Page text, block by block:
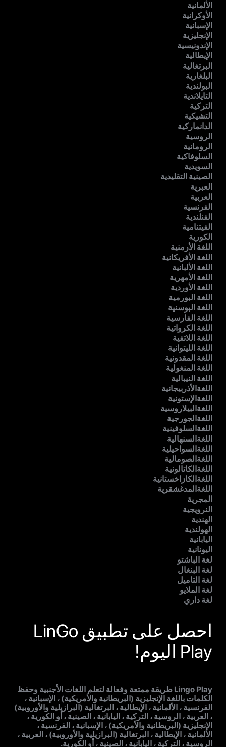
الألمانية
الأوكرانية
الإسبانية
الإنجليزية
الإندونيسية
الإيطالية
البرتغالية
البلغارية
البولندية
التايلاندية
التركية
التشيكية
الدانماركية
الروسية
الرومانية
السلوفاكية
السويدية
الصينية التقليدية
العبرية
العربية
الفرنسية
الفنلندية
الفيتنامية
الكورية
اللغة الأرمنية
اللغة الأفريكانية
اللغة الألبانية
اللغة الأمهرية
اللغة الأوردية
اللغة البورمية
اللغة البوسنية
اللغة الفارسية
اللغة الكرواتية
اللغة اللاتفية
اللغة الليتوانية
اللغة المقدونية
اللغة المنغولية
اللغة النيبالية
اللغةالأذربيجانية
اللغةالإستونية
اللغةالبيلاروسية
اللغةالجورجية
اللغةالسلوفينية
اللغةالسنهالية
اللغةالسواحيلية
اللغةالصومالية
اللغةالكاتالونية
اللغةالكازاخستانية
اللغةالمدغشقرية
المجرية
النرويجية
الهندية
الهولندية
اليابانية
اليونانية
لغة الباشتو
لغة البنغال
لغة التاميل
لغة الملايو
لغة داري
احصل على تطبيق LinGo
Play اليوم!
Lingo Play طريقة ممتعة وفعالة لتعلم اللغات الأجنبية وحفظ
الكلمات باللغة الإنجليزية (البريطانية والأمريكية) ، الإسبانية ،
الفرنسية ، الألمانية ، الإيطالية ، البرتغالية (البرازيلية والأوروبية)
، العربية ، الروسية ، التركية ، اليابانية ، الصينية ، أو الكورية ،
الإنجليزية (البريطانية والأمريكية) ، الإسبانية ، الفرنسية ،
الألمانية ، الإيطالية ، البرتغالية (البرازيلية والأوروبية) ، العربية ،
الروسية ، التركية ، اليابانية ، الصينية ، أو الكورية.